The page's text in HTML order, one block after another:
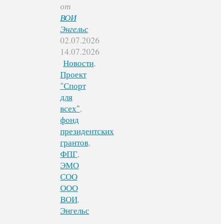
от
ВОИ
Энгельс
02.07.2026
14.07.2026
Новости,
Проект
"Спорт
для
всех",
фонд
президентских
грантов,
ФПГ,
ЭМО
СОО
ООО
ВОИ,
Энгельс